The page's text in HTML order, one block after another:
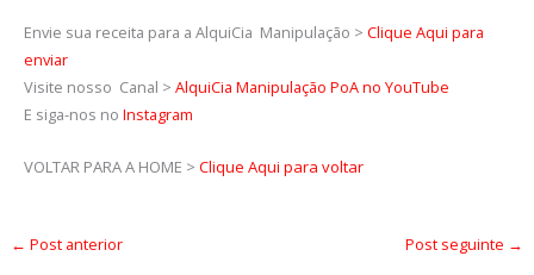
Envie sua receita para a AlquiCia Manipulação > Clique Aqui para
enviar
Visite nosso Canal > AlquiCia Manipulação PoA no YouTube
E siga-nos no Instagram
VOLTAR PARA A HOME > Clique Aqui para voltar
← Post anterior Post seguinte →